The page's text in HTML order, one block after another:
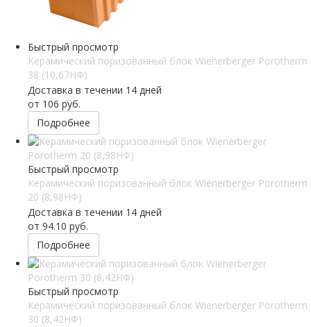
Быстрый просмотр
Керамический поризованный блок Wienerberger Porotherm
38 (10,67НФ)
Доставка в течении 14 дней
от 106 руб.
Подробнее
Быстрый просмотр
Керамический поризованный блок Wienerberger Porotherm
20 (8,98НФ)
Доставка в течении 14 дней
от 94.10 руб.
Подробнее
Быстрый просмотр
Керамический поризованный блок Wienerberger Porotherm
30 (8,42НФ)